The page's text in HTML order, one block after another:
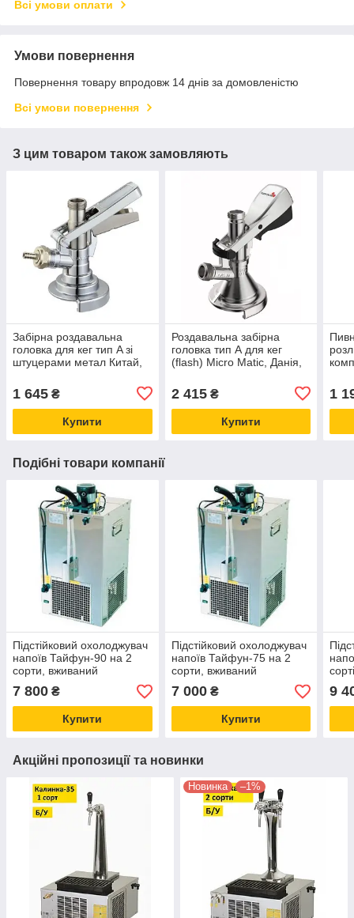
Всі умови оплати
Умови повернення
Повернення товару впродовж 14 днів за домовленістю
Всі умови повернення
З цим товаром також замовляють
Забірна роздавальна
головка для кег тип A зі
штуцерами метал Китай,
напоїв
1 645 ₴
Купити
Роздавальна забірна
головка тип А для кег
(flash) Micro Matic, Данія,
розливання пива, напоїв
2 415₴
Купити
1
Подібні товари компанії
Підстійковий охолоджувач
напоїв Тайфун-90 на 2
сорти, вживаний
7 800 ₴
Купити
Підстійковий охолоджувач
напоїв Тайфун-75 на 2
сорти, вживаний
7 000₴
Купити
9
Акційні пропозиції та новинки
Новинка –1%